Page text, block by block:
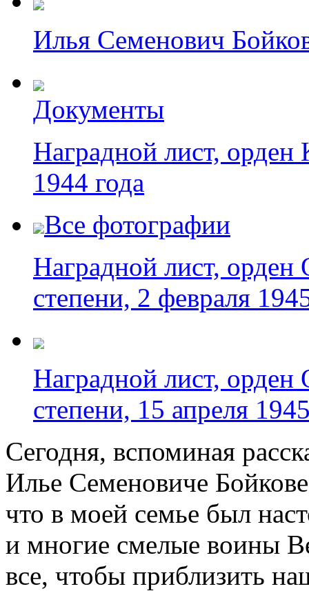
Илья Семенович
Документы
Наградной лист, орден
1944 года
Все фотографии
Наградной лист,
степени, 2 февраля
Наградной лист,
степени, 15 апреля
Сегодня, вспоминая
Илье Семеновиче
что в моей семье был
и многие смелые воины
все, чтобы приблизить